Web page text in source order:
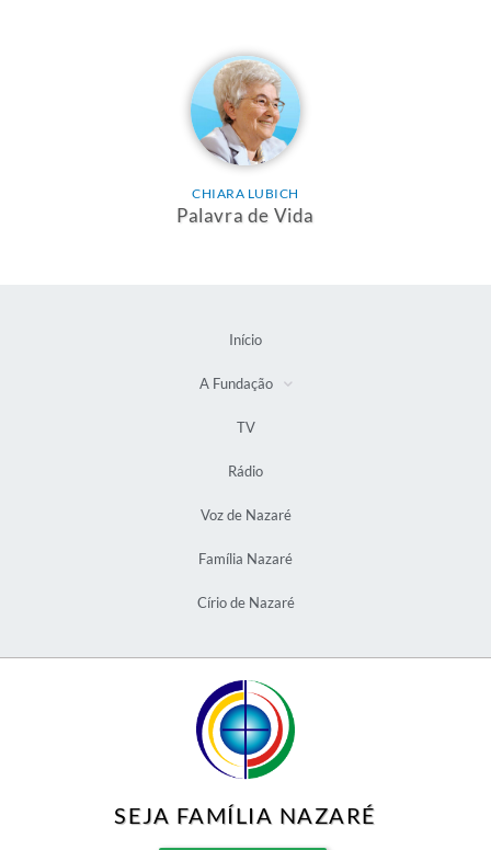
CHIARA LUBICH
Palavra de Vida
Início
A Fundação
TV
Rádio
Voz de Nazaré
Família Nazaré
Círio de Nazaré
SEJA FAMÍLIA NAZARÉ